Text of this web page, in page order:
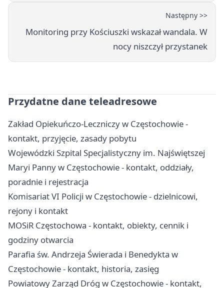
Następny >>
Monitoring przy Kościuszki wskazał wandala. W
nocy niszczył przystanek
Przydatne dane teleadresowe
Zakład Opiekuńczo-Leczniczy w Częstochowie -
kontakt, przyjęcie, zasady pobytu
Wojewódzki Szpital Specjalistyczny im. Najświętszej
Maryi Panny w Częstochowie - kontakt, oddziały,
poradnie i rejestracja
Komisariat VI Policji w Częstochowie - dzielnicowi,
rejony i kontakt
MOSiR Częstochowa - kontakt, obiekty, cennik i
godziny otwarcia
Parafia św. Andrzeja Świerada i Benedykta w
Częstochowie - kontakt, historia, zasięg
Powiatowy Zarząd Dróg w Częstochowie - kontakt,